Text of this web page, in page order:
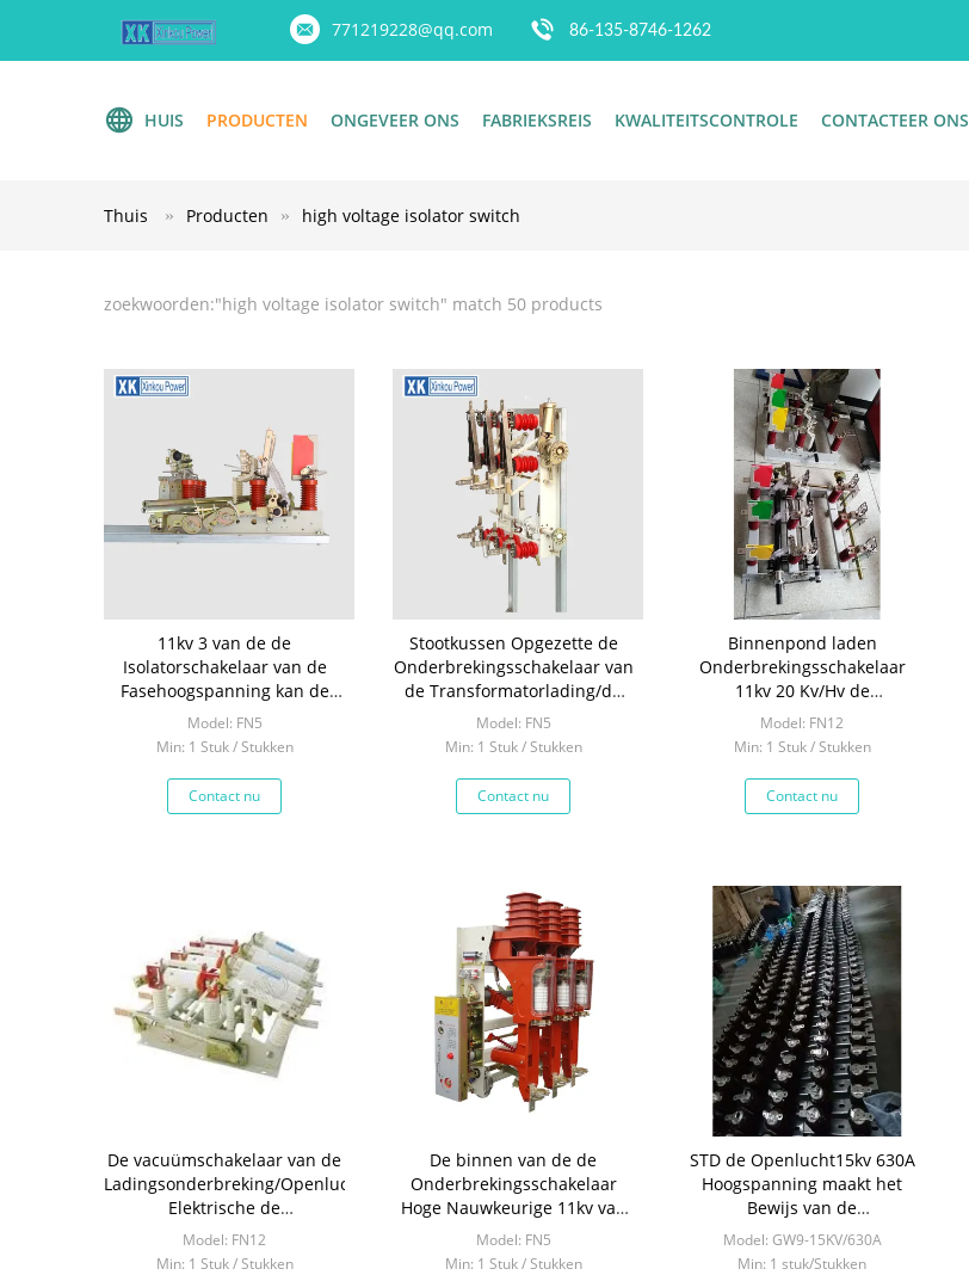
771219228@qq.com 86-135-8746-1262
HUIS PRODUCTEN ONGEVEER ONS FABRIEKSREIS KWALITEITSCONTROLE CONTACTEER ONS
Thuis Producten high voltage isolator switch
zoekwoorden:"high voltage isolator switch" match 50 products
11kv 3 van de de
Isolatorschakelaar van de
Fasehoogspanning kan de
Multigrootte Beschikbaar zijn
Model: FN5
Min: 1 Stuk / Stukken
Contact nu
Stootkussen Opgezette de
Onderbrekingsschakelaar van
de Transformatorlading/de
Schakelaar van de
Hoogspanningsisolator
Model: FN5
Min: 1 Stuk / Stukken
Contact nu
Binnenpond laden
Onderbrekingsschakelaar
11kv 20 Kv/Hv de
Gemakkelijke Verrichting van
Hoogspanningsisolatoren
Model: FN12
Min: 1 Stuk / Stukken
Contact nu
De vacuümschakelaar van de
Ladingsonderbreking/Openlucht
Elektrische de
Isolatorschakelaar van 630A
1250A
Model: FN12
Min: 1 Stuk / Stukken
De binnen van de de
Onderbrekingsschakelaar
Hoge Nauwkeurige 11kv van
de Hoogspanningslading
Norm van CEI
Model: FN5
Min: 1 Stuk / Stukken
STD de Openlucht15kv 630A
Hoogspanning maakt het
Bewijs van de
Schakelaarverontreiniging los
Model: GW9-15KV/630A
Min: 1 stuk/Stukken